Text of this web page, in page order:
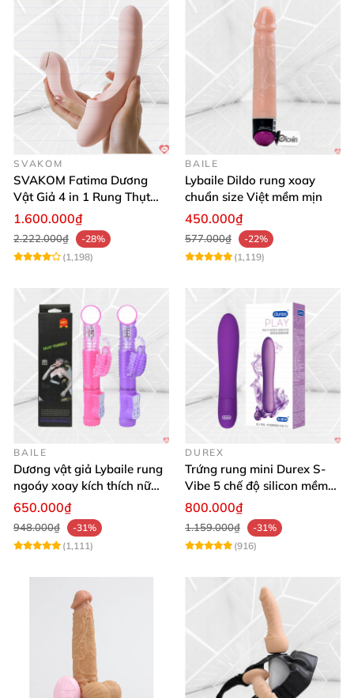
SVAKOM
SVAKOM Fatima Dương
Vật Giả 4 in 1 Rung Thụt
Hút Toả Nhiệt Massage Cho
1.600.000₫
2.222.000₫
-28%
(1,198)
BAILE
Lybaile Dildo rung xoay
chuẩn size Việt mềm mịn
450.000₫
577.000₫
-22%
(1,119)
BAILE
Dương vật giả Lybaile rung
ngoáy xoay kích thích nữ
thủ dâm
650.000₫
948.000₫
-31%
(1,111)
DUREX
Trứng rung mini Durex S-
Vibe 5 chế độ silicon mềm
mịn cao cấp
800.000₫
1.159.000₫
-31%
(916)